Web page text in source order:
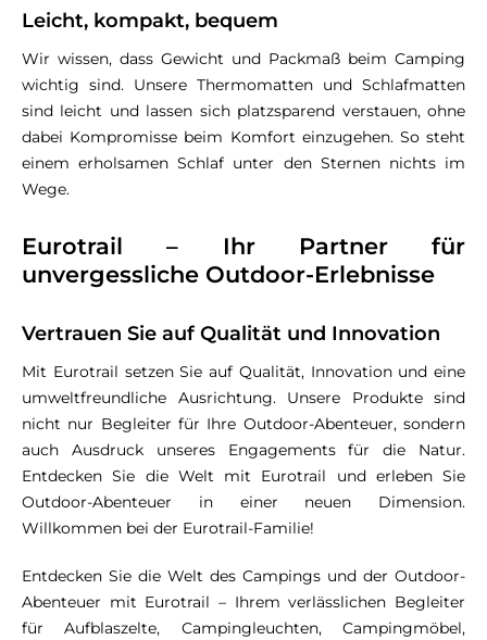
Leicht, kompakt, bequem
Wir wissen, dass Gewicht und Packmaß beim Camping
wichtig sind. Unsere Thermomatten und Schlafmatten
sind leicht und lassen sich platzsparend verstauen, ohne
dabei Kompromisse beim Komfort einzugehen. So steht
einem erholsamen Schlaf unter den Sternen nichts im
Wege.
Eurotrail – Ihr Partner für
unvergessliche Outdoor-Erlebnisse
Vertrauen Sie auf Qualität und Innovation
Mit Eurotrail setzen Sie auf Qualität, Innovation und eine
umweltfreundliche Ausrichtung. Unsere Produkte sind
nicht nur Begleiter für Ihre Outdoor-Abenteuer, sondern
auch Ausdruck unseres Engagements für die Natur.
Entdecken Sie die Welt mit Eurotrail und erleben Sie
Outdoor-Abenteuer in einer neuen Dimension.
Willkommen bei der Eurotrail-Familie!
Entdecken Sie die Welt des Campings und der Outdoor-
Abenteuer mit Eurotrail – Ihrem verlässlichen Begleiter
für Aufblaszelte, Campingleuchten, Campingmöbel,